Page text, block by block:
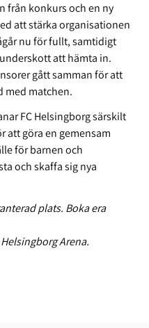
från konkurs och en ny
att stärka organisationen
nu för fullt, samtidigt
att hämta in.
gått samman för att
med matchen.
FC Helsingborg särskilt
att göra en gemensam
för barnen och
och skaffa sig nya
plats. Boka era
Arena.